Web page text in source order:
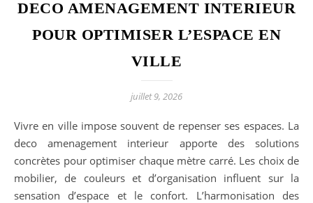
DECO AMENAGEMENT INTERIEUR
POUR OPTIMISER L’ESPACE EN
VILLE
juillet 9, 2026
Vivre en ville impose souvent de repenser ses espaces. La
deco amenagement interieur apporte des solutions
concrètes pour optimiser chaque mètre carré. Les choix de
mobilier, de couleurs et d’organisation influent sur la
sensation d’espace et le confort. L’harmonisation des